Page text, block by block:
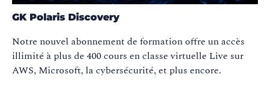
GK Polaris Discovery
Notre nouvel abonnement de formation offre un accès
illimité à plus de 400 cours en classe virtuelle Live sur
AWS, Microsoft, la cybersécurité, et plus encore.